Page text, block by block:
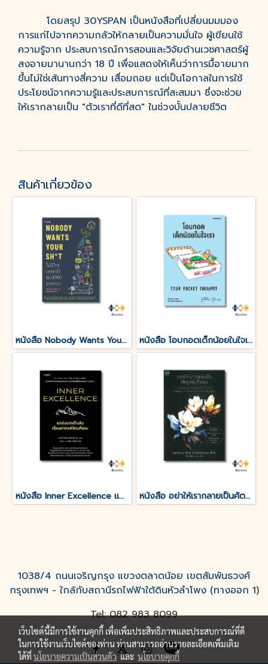
โดยสรุป 30YSPAN เป็นหนังสือที่เปลี่ยนมมมอง
การแก่ไปจากความกลัวให้กลายเป็นความมั่นใจ ผู้เขียนใช้
ความรู้จาก ประสบการณ์การสอนและวิจัยด้านเวชศาสตร์ผู้
สงอายมานานกว่า 18 ปี เพื่อแสดงให้เห็นว่าการมื้อายมาก
ขึ้นไม่ใช่เส้นทางสี่ความ เสื่อมถอย แต่เป็นโอกาลในการใช้
ประโยชน์จากความรู้และประสบการณ์ที่สะสมมา ซึ่งจะช่วย
ให้เรากลายเป็น "ตัวเราที่ดีที่สด" ในช่วงบั้นปลายชีวิต
สินค้าเกี่ยวข้อง
หนังสือ Nobody Wants Your Sht ไม่มีใครอยากได้สมบัติบ้าของคุณ หนังสือ โอบกอดเด็กน้อยในใจเรา (YOUR POCKET THERAPIST)
หนังสือ Inner Excellence แกร่งจากข้างใน เรื่องยากแค่ไหนก็ชนะ หนังสือ อย่าให้เรากลายเป็นศัตรูของตัวเอง
1038/4 ถนนเจริญกรุง แขวงตลาดน้อย เขตสัมพันธวงศ์
กรุงเทพฯ - ใกล้กับสถานีรถไฟฟ้าใต้ดินหัวลำโพง (ทางออก 1)
Tel: 082 983 8099
เว็บไซต์นี้มีการใช้งานคุกกี้ เพื่อเพิ่มประสิทธิภาพและประสบการณ์ที่ดี
ในการใช้งานเว็บไซต์ของท่าน ท่านสามารถอ่านรายละเอียดเพิ่มเติม
ได้ที่นโยบายความเป็นส่วนตัวและ นโยบายคุกกี้